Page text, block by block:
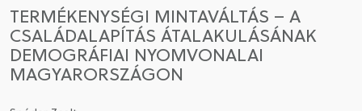
TERMÉKENYSÉGI MINTAVÁLTÁS – A
CSALÁDALAPÍTÁS ÁTALAKULÁSÁNAK
DEMOGRÁFIAI NYOMVONALAI
MAGYARORSZÁGON